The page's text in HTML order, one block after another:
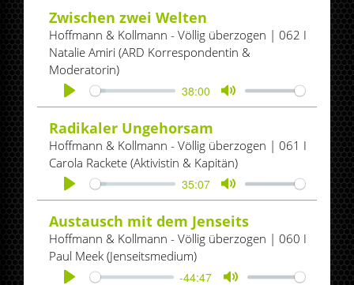
Zwischen zwei Welten
Hoffmann & Kollmann - Völlig überzogen | 062 I
Natalie Amiri (ARD Korrespondentin &
Moderatorin)
Play
38:00
Mute
Radikaler Ungehorsam
Hoffmann & Kollmann - Völlig überzogen | 061 I
Carola Rackete (Aktivistin & Kapitän)
Play
35:07
Mute
Austausch mit dem Jenseits
Hoffmann & Kollmann - Völlig überzogen | 060 I
Paul Meek (Jenseitsmedium)
-44:47